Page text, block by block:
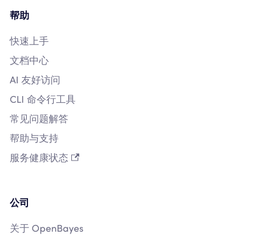
帮助
快速上手
文档中心
AI 友好访问
CLI 命令行工具
常见问题解答
帮助与支持
服务健康状态
公司
关于 OpenBayes